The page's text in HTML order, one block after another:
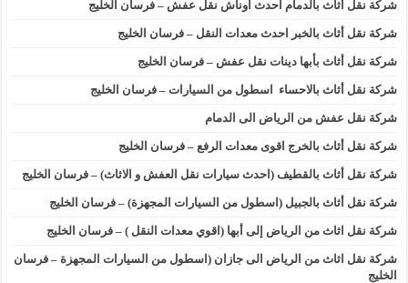
شركة نقل أثاث بالدمام احدث اوناش نقل عفش – فرسان الخليج
شركة نقل أثاث بالخبر احدث معدات النقل – فرسان الخليج
شركة نقل أثاث بأبها دينات نقل عفش – فرسان الخليج
شركة نقل أثاث بالاحساء اسطول من السيارات – فرسان الخليج
شركة نقل عفش من الرياض الى الدمام
شركة نقل أثاث بالخرج اقوى معدات الرفع – فرسان الخليج
شركة نقل أثاث بالقطيف (احدث سيارات نقل العفش و الاثاث) – فرسان الخليج
شركة نقل أثاث بالجبيل (اسطول من السيارات المجهزة) – فرسان الخليج
شركة نقل اثاث من الرياض إلى أبها (اقوي معدات النقل ) – فرسان الخليج
شركة نقل اثاث من الرياض الى جازان (اسطول من السيارات المجهزة – فرسان
الخليج